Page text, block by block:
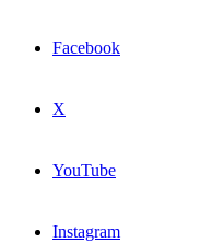
Facebook
X
YouTube
Instagram